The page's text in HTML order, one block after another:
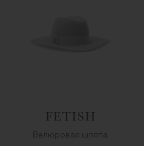
Велюровая шляпа